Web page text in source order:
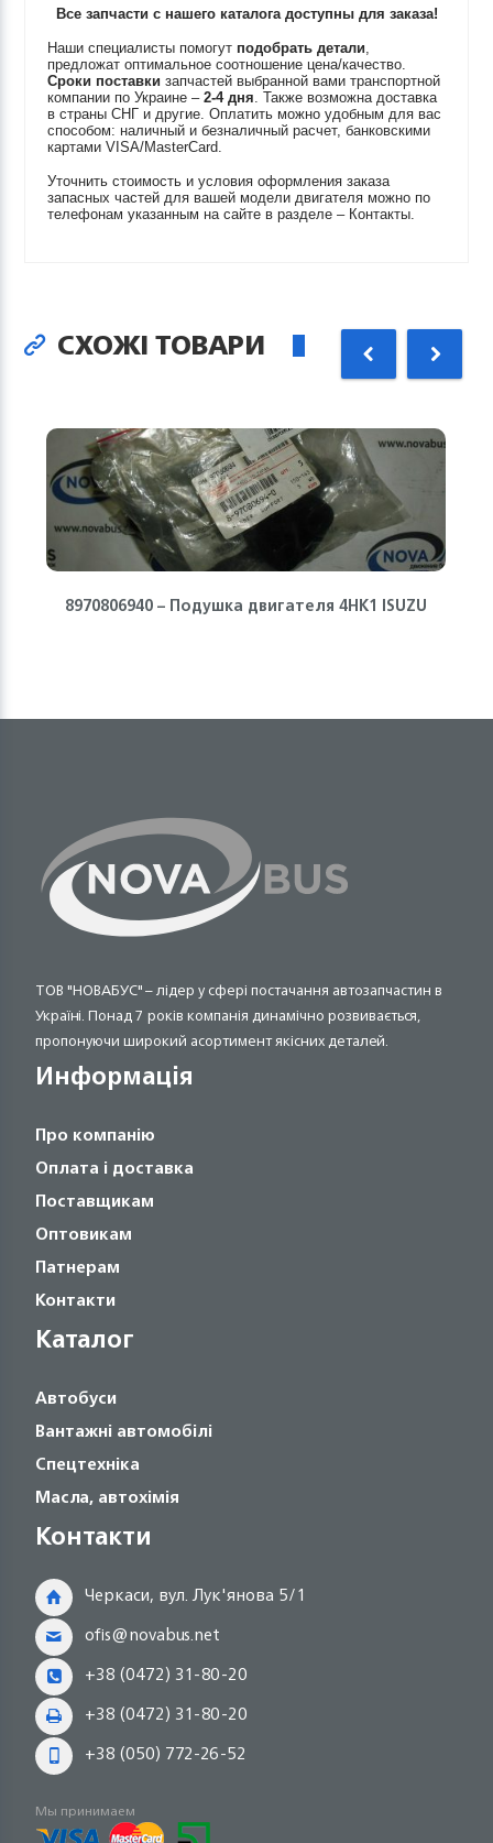
Все запчасти с нашего каталога доступны для заказа!
Наши специалисты помогут подобрать детали,
предложат оптимальное соотношение цена/качество.
Сроки поставки запчастей выбранной вами транспортной
компании по Украине –2-4 дня. Также возможна доставка
в страны СНГ и другие. Оплатить можно удобным для вас
способом: наличный и безналичный расчет, банковскими
картами VISA/MasterCard.
Уточнить стоимость и условия оформления заказа
запасных частей для вашей модели двигателя можно по
телефонам указанным на сайте в разделе – Контакты.
СХОЖІ ТОВАРИ
8970806940 – Подушка двигателя 4HK1 ISUZU
ТОВ "НОВАБУС" – лідер у сфері постачання автозапчастин в
Україні. Понад 7 років компанія динамічно розвивається,
пропонуючи широкий асортимент якісних деталей.
Информація
Про компанію
Оплата і доставка
Поставщикам
Оптовикам
Патнерам
Контакти
Каталог
Автобуси
Вантажні автомобілі
Спецтехніка
Масла, автохімія
Контакти
Черкаси, вул. Лук'янова 5/1
ofis@novabus.net
+38 (0472) 31-80-20
+38 (0472) 31-80-20
+38 (050) 772-26-52
Мы принимаем